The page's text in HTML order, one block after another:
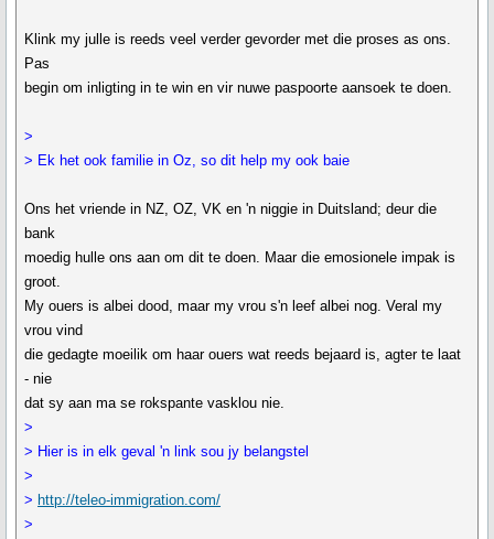
Klink my julle is reeds veel verder gevorder met die proses as ons.
Pas
begin om inligting in te win en vir nuwe paspoorte aansoek te doen.
>
> Ek het ook familie in Oz, so dit help my ook baie
Ons het vriende in NZ, OZ, VK en 'n niggie in Duitsland; deur die
bank
moedig hulle ons aan om dit te doen. Maar die emosionele impak is
groot.
My ouers is albei dood, maar my vrou s'n leef albei nog. Veral my
vrou vind
die gedagte moeilik om haar ouers wat reeds bejaard is, agter te laat
- nie
dat sy aan ma se rokspante vasklou nie.
>
> Hier is in elk geval 'n link sou jy belangstel
>
> http://teleo-immigration.com/
>